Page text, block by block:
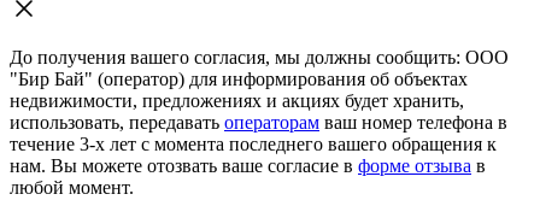
До получения вашего согласия, мы должны сообщить: ООО
"Бир Бай" (оператор) для информирования об объектах
недвижимости, предложениях и акциях будет хранить,
использовать, передавать операторам ваш номер телефона в
течение 3-х лет с момента последнего вашего обращения к
нам. Вы можете отозвать ваше согласие в форме отзыва в
любой момент.